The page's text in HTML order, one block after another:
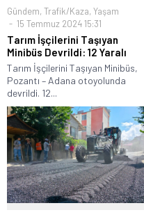
Gündem, Trafik/Kaza, Yaşam
15 Temmuz 2024 15:31
Tarım İşçilerini Taşıyan
Minibüs Devrildi: 12 Yaralı
Tarım İşçilerini Taşıyan Minibüs,
Pozantı – Adana otoyolunda
devrildi. 12...